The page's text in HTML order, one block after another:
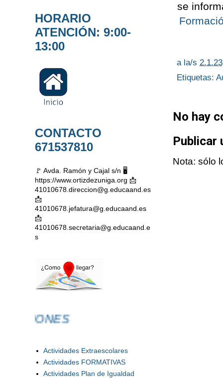
se
a la/s 2.1.23
Etiquetas:
No hay
Publicar
Nota: sólo
HORARIO
ATENCIÓN: 9:00-
13:00
CONTACTO
671537810
🚩 Avda. Ramón y Cajal s/n 🖥️
https://www.ortizdezuniga.org 📩
41010678.direccion@g.educaand.es
📩
41010678.jefatura@g.educaand.es
📩
41010678.secretaria@g.educaand.e
s
Actividades Extraescolares
Actividades FORMATIVAS
Actividades Plan de Igualdad